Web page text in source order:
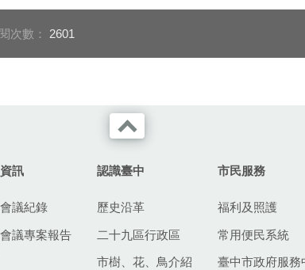
次數： 2601
訊
議紀錄
議專案報告
認識臺中
歷史沿革
二十九區行政區
市樹、花、鳥介紹
市民服務
福利及照護
常用便民系統
臺中市政府服務